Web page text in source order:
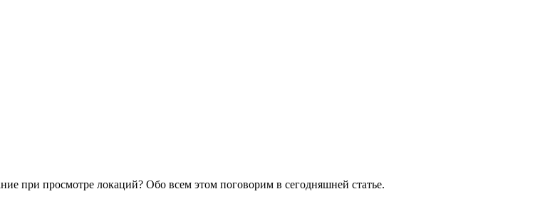
при просмотре локаций? Обо всем этом поговорим в сегодняшней статье.